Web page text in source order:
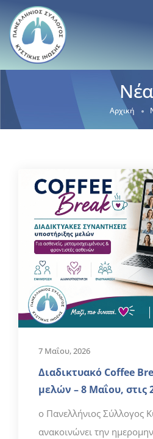
Νέα
Αρχική
7 Μαΐου, 2026
Διαδικτυακό Coffee
μελών – 8 Μαΐου, στις
ο Πανελλήνιος Σύλλογος
ανακοινώνει την